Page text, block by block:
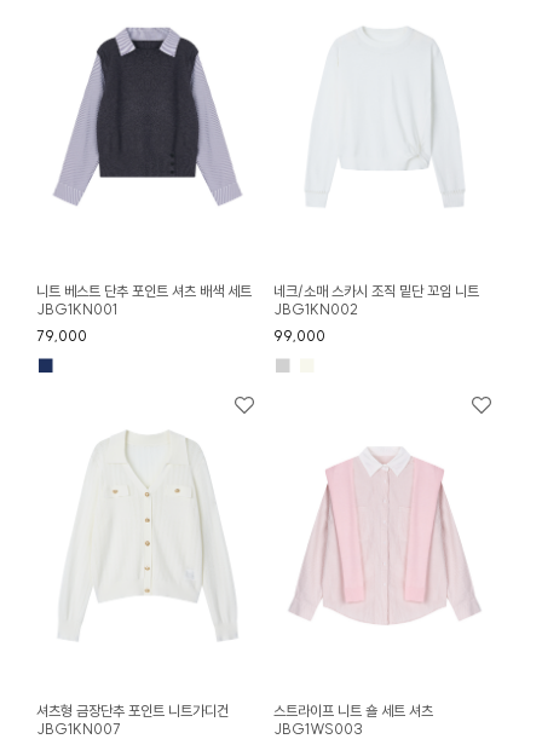
니트 베스트 단추 포인트 셔츠 배색 세트
JBG1KN001
79,000
■
네크/소매 스카시 조직 밑단 꼬임 니트
JBG1KN002
99,000
■
셔츠형 금장단추 포인트 니트가디건
JBG1KN007
스트라이프 니트 숄 세트 셔츠
JBG1WS003